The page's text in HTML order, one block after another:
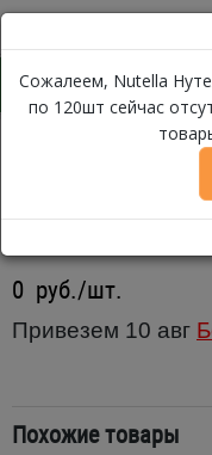
Хлеб,
Сожалеем, Nutella
по 120шт сейчас
Nutella
паста 15г в
0 руб./шт.
Привезем 10 авг
Похожие товары